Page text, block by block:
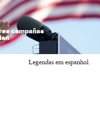
campañas
Legendas em espanhol.